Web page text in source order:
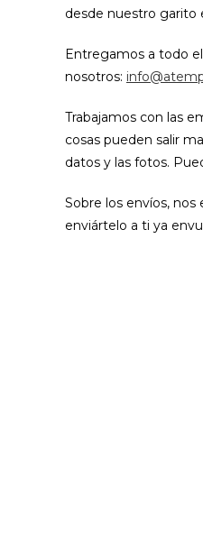
desde nuestro garito
Entregamos a todo
nosotros:
Trabajamos con las
cosas pueden salir
datos y las fotos.
Sobre los envíos,
enviártelo a ti ya